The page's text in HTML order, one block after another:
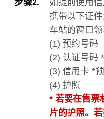
步骤2.
如提前使用
携带以下证
车站的窗口
(1) 预约号码
(2) 认证号码
(3) 信用卡 *
(4) 护照
* 若要在售票
片的护照。